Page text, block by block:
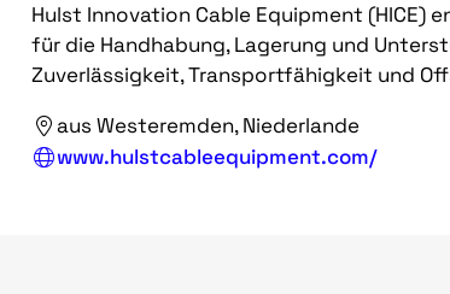
Hulst Innovation Cable Equipment
für die Handhabung, Lagerung und
Zuverlässigkeit, Transportfähigkeit und
aus Westeremden, Niederlande
www.hulstcableequipment.com/